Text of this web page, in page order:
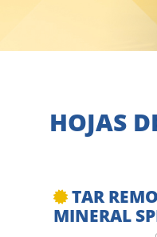
HOJAS
TAR
MINERAL